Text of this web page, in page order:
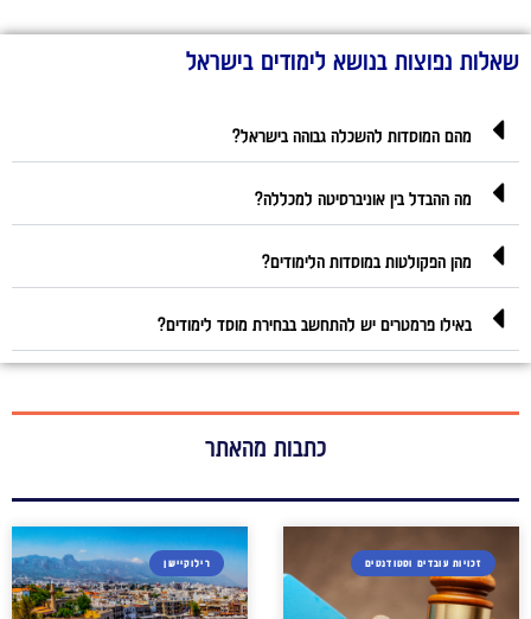
נפוצות בנושא לימודים בישראל
מהם המוסדות להשכלה גבוהה בישראל?
מה ההבדל בין אוניברסיטה למכללה?
מהן הפקולטות במוסדות הלימודים?
באילו פרמטרים יש להתחשב בבחירת מוסד לימודים?
כתבות מהאתר
זכויות עובדים וסטודנטים רילוקיישן